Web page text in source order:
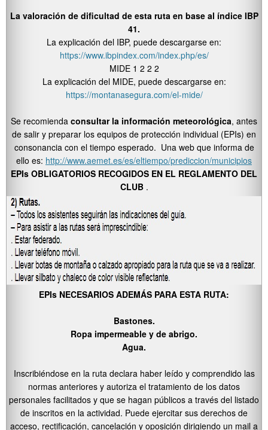
La valoración de dificultad de esta ruta en base al índice IBP
41.
La explicación del IBP, puede descargarse en:
https://www.ibpindex.com/index.php/es/
MIDE 1 2 2 2
La explicación del MIDE, puede descargarse en:
https://montanasegura.com/el-mide/
Se recomienda consultar la información meteorológica, antes
de salir y preparar los equipos de protección individual (EPIs) en
consonancia con el tiempo esperado. Una web que informa de
ello es: http://www.aemet.es/es/eltiempo/prediccion/municipios
EPIs OBLIGATORIOS RECOGIDOS EN EL REGLAMENTO DEL
CLUB .
EPIs NECESARIOS ADEMÁS PARA ESTA RUTA:
Bastones.
Ropa impermeable y de abrigo.
Agua.
Inscribiéndose en la ruta declara haber leído y comprendido las
normas anteriores y autoriza el tratamiento de los datos
personales facilitados y que se hagan públicos a través del listado
de inscritos en la actividad. Puede ejercitar sus derechos de
acceso, rectificación, cancelación y oposición dirigiendo un mail a